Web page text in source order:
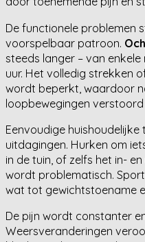
De functionele problemen
voorspelbaar patroon.
steeds langer – van
uur. Het volledig strekken
wordt beperkt, waardoor
loopbewegingen verstoord
Eenvoudige huishoudelijke
uitdagingen. Hurken om
in de tuin, of zelfs het in-
wordt problematisch.
wat tot gewichtstoename
De pijn wordt constanter
Weersveranderingen